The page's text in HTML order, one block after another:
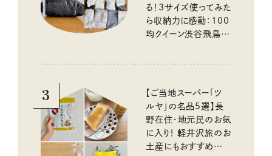
る！3サイズ使ってみた
ら収納力に感動：100
均クイーン渋谷飛鳥の
3
【ご当地スーパー「ツ
ルヤ」の名品5選】長
野在住・地元民のお気
に入り！ 軽井沢旅のお
土産にもおすすめのお